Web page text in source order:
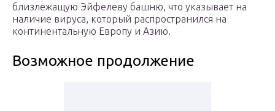
близлежащую Эйфелеву башню, что указывает на
наличие вируса, который распространился на
континентальную Европу и Азию.
Возможное продолжение